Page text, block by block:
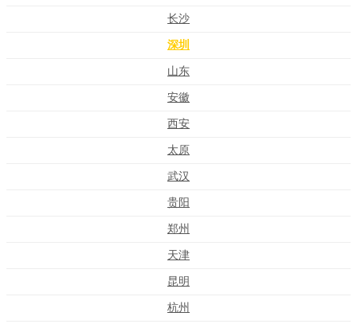
长沙
深圳
山东
安徽
西安
太原
武汉
贵阳
郑州
天津
昆明
杭州